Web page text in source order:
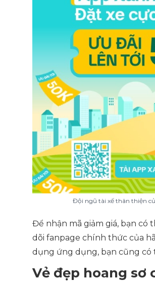
Đội ngũ tài xế thân thiện
Để nhận mã giảm giá, bạn có
dõi fanpage chính thức của
dụng ứng dụng, bạn cũng có
Vẻ đẹp hoang sơ